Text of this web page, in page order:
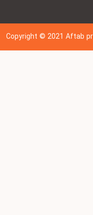
Copyright © 202 1Aftab